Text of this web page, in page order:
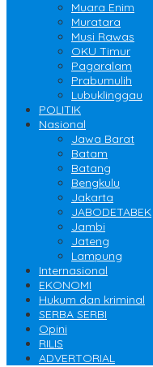
Muara Enim
Muratara
Musi Rawas
OKU Timur
Pagaralam
Prabumulih
Lubuklinggau
POLITIK
Nasional
Jawa Barat
Batam
Batang
Bengkulu
Jakarta
JABODETABEK
Jambi
Jateng
Lampung
Internasional
EKONOMI
Hukum dan kriminal
SERBA SERBI
Opini
RILIS
ADVERTORIAL